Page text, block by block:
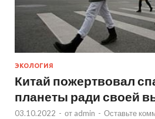
ЭКОЛОГИЯ
Китай пожертвовал
планеты ради своей
03.10.2022 - от admin - Оставьте